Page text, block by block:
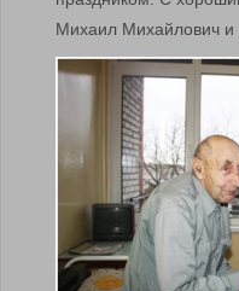
Михаил Михайлович и